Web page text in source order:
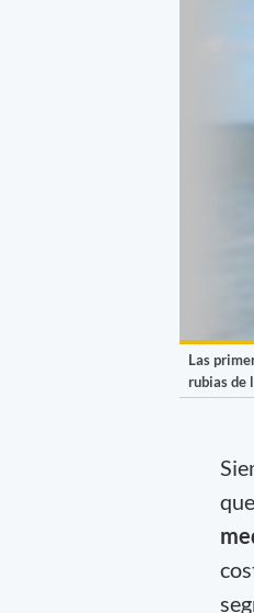
Las
rubias de